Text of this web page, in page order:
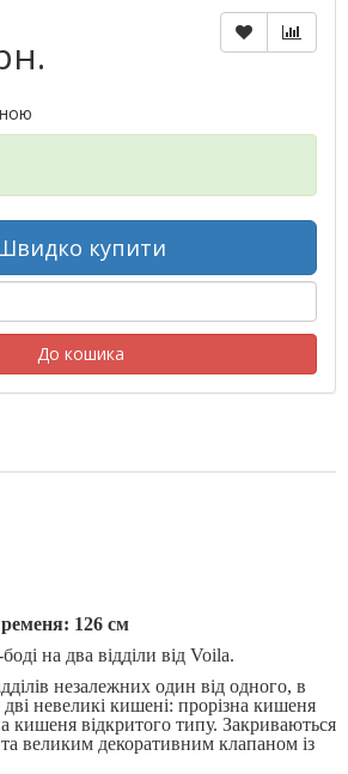
купити
До кошика
126 см
на два відділи від Voila.
незалежних один від одного, в
невеликі кишені: прорізна кишеня
кишеня відкритого типу. Закриваються
великим декоративним клапаном із